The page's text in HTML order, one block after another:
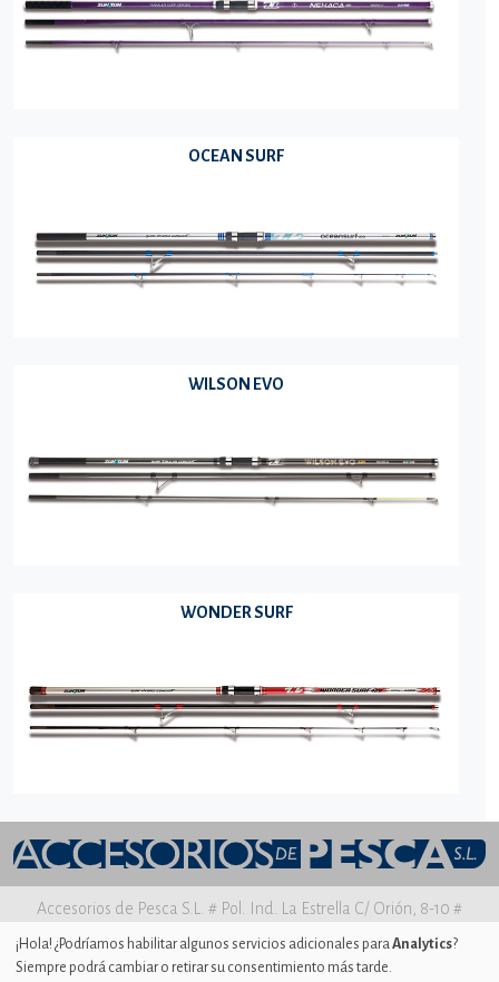
OCEAN SURF
WILSON EVO
WONDER SURF
Accesorios de Pesca S.L. # Pol. Ind. La Estrella C/ Orión, 8-10 #
30500 MOLINA DE SEGURA Murcia
¡Hola! ¿Podríamos habilitar algunos servicios adicionales paraAnalytics?
Siempre podrá cambiar o retirar su consentimiento más tarde.